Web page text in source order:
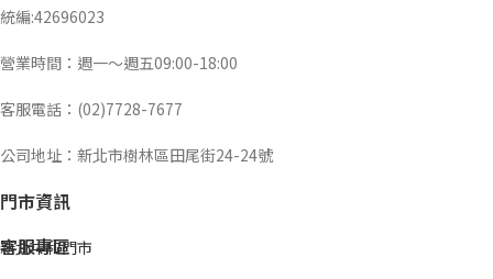
統編:42696023
營業時間：週一～週五09:00-18:00
客服電話：(02)7728-7677
公司地址：新北市樹林區田尾街24-24號
門市資訊
新北中和門市
客服專區